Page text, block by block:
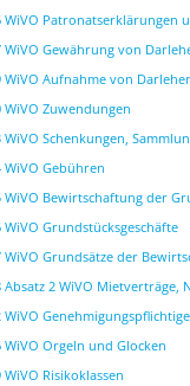
WiVO Patronatserklärungen
WiVO Gewährung von
WiVO Aufnahme von
WiVO Zuwendungen
WiVO Schenkungen,
WiVO Gebühren
WiVO Bewirtschaftung der
WiVO Grundstücksgeschäfte
WiVO Grundsätze der
Absatz 2 WiVO
WiVO
WiVO Orgeln und Glocken
WiVO Risikoklassen